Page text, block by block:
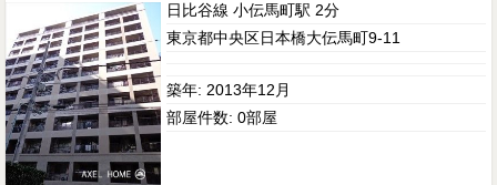
日比谷線 小伝馬町駅 2分
東京都中央区日本橋大伝馬町9-11
築年: 2013年12月
部屋件数: 0部屋